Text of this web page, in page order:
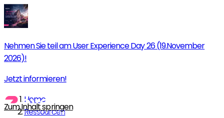
Nehmen Sie teil am User Experience Day 26 (19.November
2026)!
Jetzt informieren!
Zum Inhalt springen
Home
Ressourcen